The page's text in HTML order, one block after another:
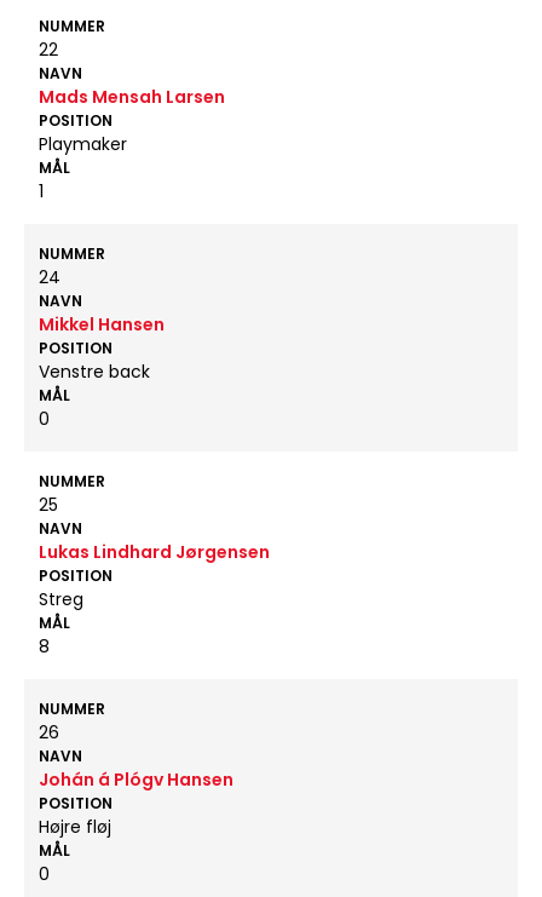
NUMMER
22
NAVN
Mads Mensah Larsen
POSITION
Playmaker
MÅL
1
NUMMER
24
NAVN
Mikkel Hansen
POSITION
Venstre back
MÅL
0
NUMMER
25
NAVN
Lukas Lindhard Jørgensen
POSITION
Streg
MÅL
8
NUMMER
26
NAVN
Johán á Plógv Hansen
POSITION
Højre fløj
MÅL
0